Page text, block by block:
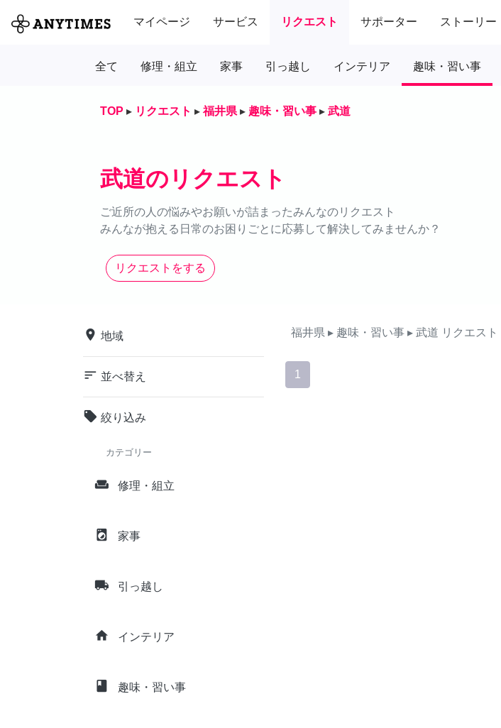
マイページ サービス リクエスト サポーター ストーリー
全て 修理・組立 家事 引っ越し インテリア 趣味・習い事
TOP ▸ リクエスト ▸ 福井県 ▸ 趣味・習い事 ▸ 武道
武道のリクエスト
ご近所の人の悩みやお願いが詰まったみんなのリクエスト
みんなが抱える日常のお困りごとに応募して解決してみませんか？
リクエストをする
place 地域
sort 並べ替え
local_offer 絞り込み
カテゴリー
weekend 修理・組立
local_laundry_service 家事
local_shipping 引っ越し
home インテリア
class 趣味・習い事
福井県 ▸ 趣味・習い事 ▸ 武道 リクエスト
1